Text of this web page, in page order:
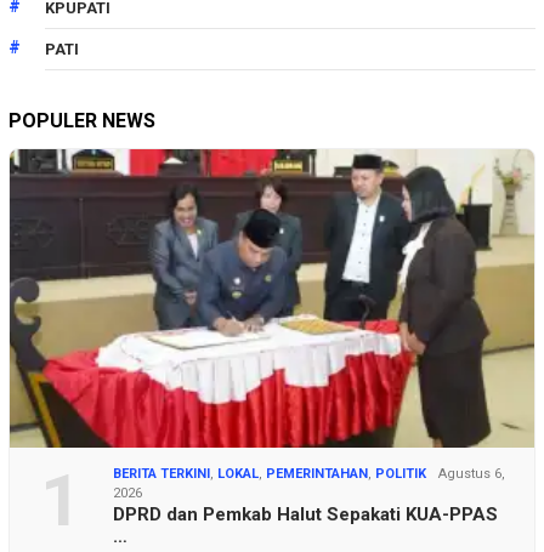
KPUPATI
PATI
POPULER NEWS
1 BERITA TERKINI , LOKAL, PEMERINTAHAN , POLITIK
Agustus 6,
2026
DPRD dan Pemkab Halut Sepakati KUA-PPAS
…